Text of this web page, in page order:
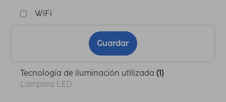
WiFi
Guardar
Tecnología de iluminación utilizada (1)
Lámpara LED